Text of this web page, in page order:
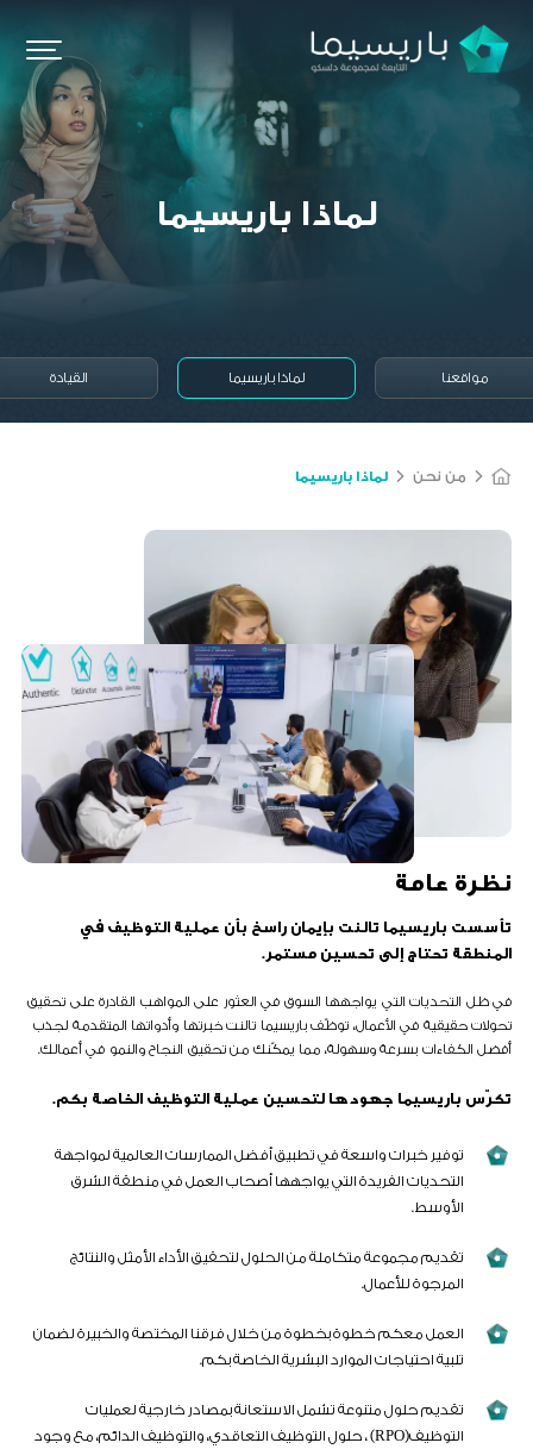
الوظائف
SIGN IN
لماذا باريسيما
مواقعنا لماذا باريسيما القيادة
من نحن لماذا باريسيما
نظرة عامة
تأسست باريسيما تالنت بإيمان راسخ بأن عملية التوظيف في
المنطقة تحتاج إلى تحسين مستمر.
في ظل التحديات التي يواجهها السوق في العثور على المواهب القادرة على تحقيق
تحولات حقيقية في الأعمال، توظّف باريسيما تالنت خبرتها وأدواتها المتقدمة لجذب
أفضل الكفاءات بسرعة وسهولة، مما يمكّنك من تحقيق النجاح والنمو في أعمالك.
تكرّس باريسيما جهودها لتحسين عملية التوظيف الخاصة بكم.
توفير خبرات واسعة في تطبيق أفضل الممارسات العالمية لمواجهة
التحديات الفريدة التي يواجهها أصحاب العمل في منطقة الشرق
الأوسط.
تقديم مجموعة متكاملة من الحلول لتحقيق الأداء الأمثل والنتائج
المرجوة للأعمال.
العمل معكم خطوة بخطوة من خلال فرقنا المختصة والخبيرة لضمان
تلبية احتياجات الموارد البشرية الخاصة بكم.
تقديم حلول متنوعة تشمل الاستعانة بمصادر خارجية لعمليات
التوظيف(RPO) ، حلول التوظيف التعاقدي، والتوظيف الدائم، مع وجود